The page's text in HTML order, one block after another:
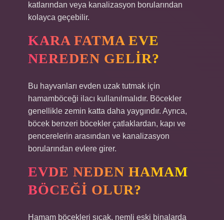
katlarından veya kanalizasyon borularından
kolayca geçebilir.
KARA FATMA EVE
NEREDEN GELIR?
Bu hayvanları evden uzak tutmak için
hamamböceği ilacı kullanılmalıdır. Böcekler
genellikle zemin katta daha yaygındır. Ayrıca,
böcek benzeri böcekler çatlaklardan, kapı ve
pencerelerin arasından ve kanalizasyon
borularından evlere girer.
EVDE NEDEN HAMAM
BÖCEĞI OLUR?
Hamam böcekleri sıcak, nemli eski binalarda